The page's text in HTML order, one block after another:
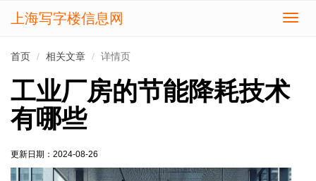
切
上海写字楼信息网
首页 相关文章 详情页
工业厂房的节能降耗技术
有哪些
更新日期：2024-08-26